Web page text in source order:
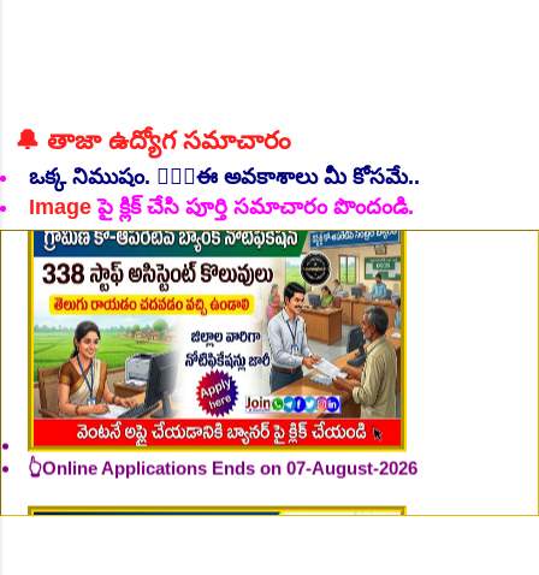
🔔 తాజా ఉద్యోగ సమాచారం
ఒక్క నిముషం. 💁🏻‍♂️ఈ అవకాశాలు మీ కోసమే..
Imageపై క్లిక్ చేసి పూర్తి సమాచారం పొందండి.
👆Online Applications Ends on 07-August-2026